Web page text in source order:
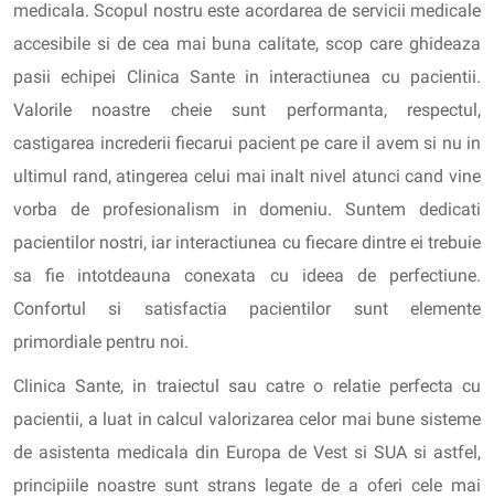
medicala. Scopul nostru este acordarea de servicii medicale
accesibile si de cea mai buna calitate, scop care ghideaza
pasii echipei Clinica Sante in interactiunea cu pacientii.
Valorile noastre cheie sunt performanta, respectul,
castigarea increderii fiecarui pacient pe care il avem si nu in
ultimul rand, atingerea celui mai inalt nivel atunci cand vine
vorba de profesionalism in domeniu. Suntem dedicati
pacientilor nostri, iar interactiunea cu fiecare dintre ei trebuie
sa fie intotdeauna conexata cu ideea de perfectiune.
Confortul si satisfactia pacientilor sunt elemente
primordiale pentru noi.
Clinica Sante, in traiectul sau catre o relatie perfecta cu
pacientii, a luat in calcul valorizarea celor mai bune sisteme
de asistenta medicala din Europa de Vest si SUA si astfel,
principiile noastre sunt strans legate de a oferi cele mai